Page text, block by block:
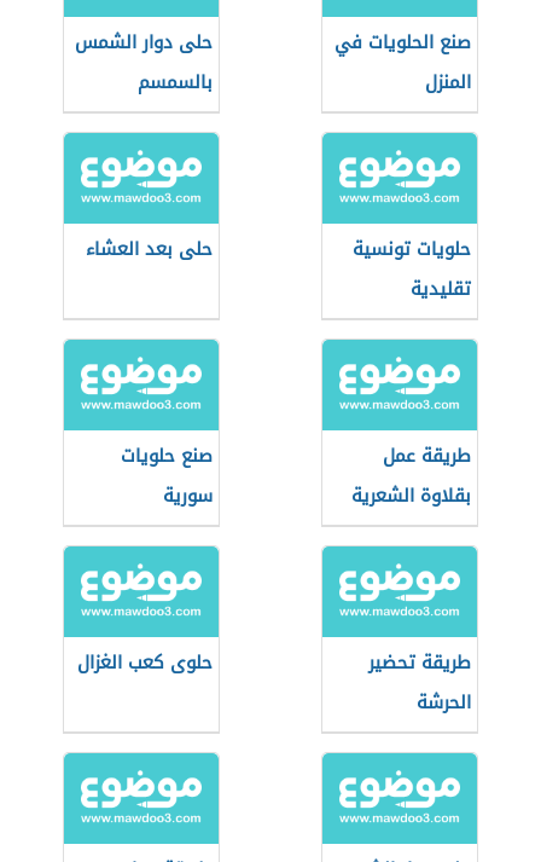
صنع الحلويات في
المنزل
حلى دوار الشمس
بالسمسم
حلويات تونسية
تقليدية
حلى بعد العشاء
طريقة عمل
بقلاوة الشعرية
صنع حلويات
سورية
طريقة تحضير
الحرشة
حلوى كعب الغزال